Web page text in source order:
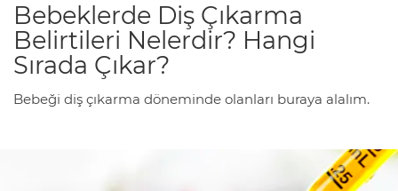
Bebeklerde Diş Çıkarma
Belirtileri Nelerdir? Hangi
Sırada Çıkar?
Bebeği diş çıkarma döneminde olanları buraya alalım.